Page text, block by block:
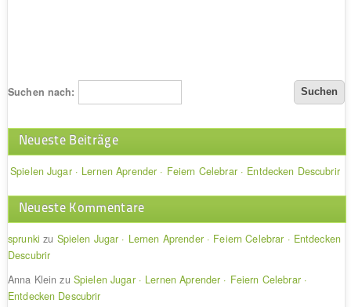
Suchen nach:
Neueste Beiträge
Spielen Jugar · Lernen Aprender · Feiern Celebrar · Entdecken Descubrir
Neueste Kommentare
sprunki zu Spielen Jugar · Lernen Aprender · Feiern Celebrar · Entdecken
Descubrir
Anna Klein zu Spielen Jugar · Lernen Aprender · Feiern Celebrar ·
Entdecken Descubrir